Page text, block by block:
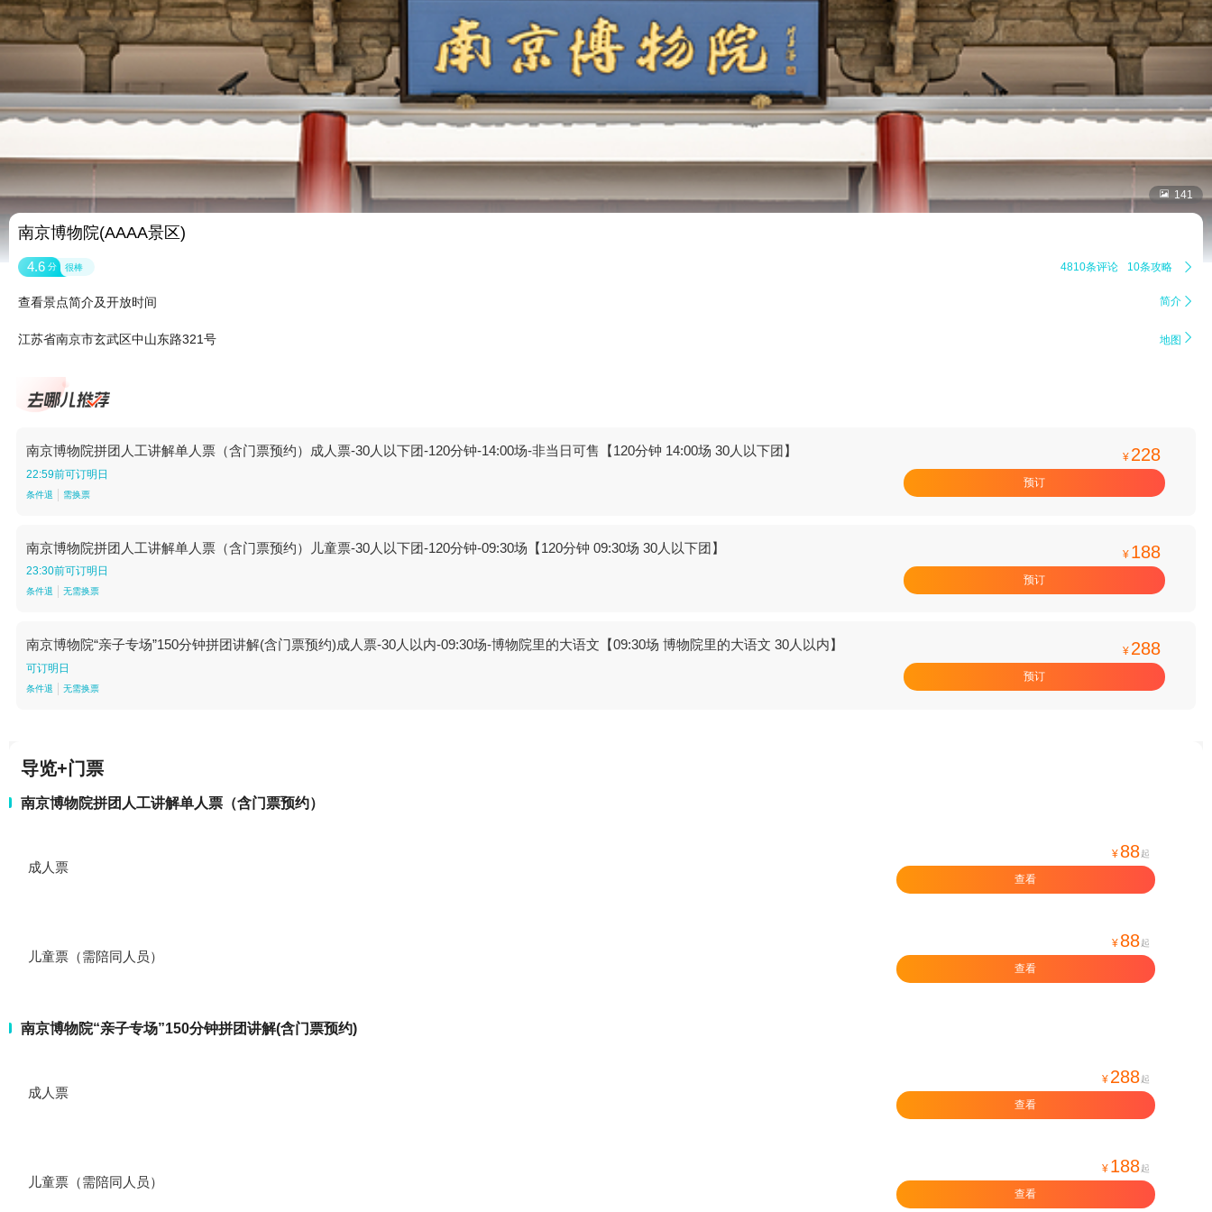
 141
南京博物院(AAAA景区)
4.6 分 很棒 4810条评论 10条攻略 
查看景点简介及开放时间 简介 
江苏省南京市玄武区中山东路321号 地图 
南京博物院拼团人工讲解单人票（含门票预约）成人票-30人以下团-120分钟-14:00场-非当日可售【120分钟 14:00场 30人以下团】
22:59前可订明日
条件退 需换票
¥ 228
预订
南京博物院拼团人工讲解单人票（含门票预约）儿童票-30人以下团-120分钟-09:30场【120分钟 09:30场 30人以下团】
23:30前可订明日
条件退 无需换票
¥ 188
预订
南京博物院“亲子专场”150分钟拼团讲解(含门票预约)成人票-30人以内-09:30场-博物院里的大语文【09:30场 博物院里的大语文 30人以内】
可订明日
条件退 无需换票
¥ 288
预订
导览+门票
南京博物院拼团人工讲解单人票（含门票预约）
成人票
¥ 88 起
查看
儿童票（需陪同人员）
¥ 88 起
查看
南京博物院“亲子专场”150分钟拼团讲解(含门票预约)
成人票
¥ 288 起
查看
儿童票（需陪同人员）
¥ 188 起
查看